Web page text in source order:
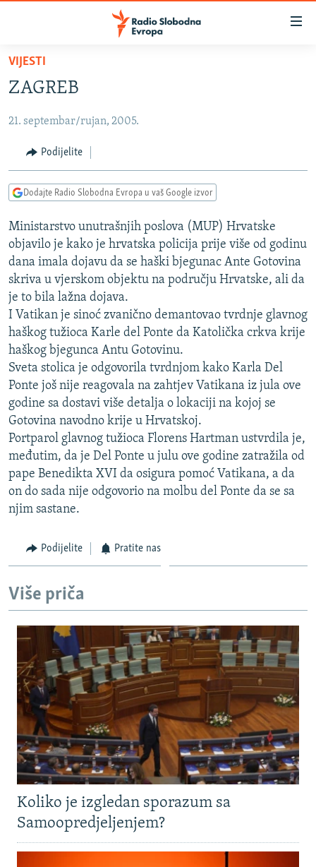
Pređite
glavni
Pređite
Pređite
pretragu
SRBIJA
KOSOVO
VIZUELNO
VIDEO
FOTOGALERIJE
INFOGRAFIKE
PODCASTI
RAT U UKRAJINI
KINA NA BALKANU
RSE PRIČE IZ SVIJETA
ISPRIČAJ MI
DNEVNO@RSE
SPECIJALI RSE
VIŠE OD NASLOVA
GENOCID U SREBRENICI
POPLAVE I KLIZIŠTA U BIH 2024.
TV LIBERTY
POST SCRIPTUM
TRI DECENIJE OD RATA U BIH
SVE KARTE DEJTONA
NASTANAK I RASPAD JUGOSLAVIJE
PRATITE NAS
Sve RFE/RL stranice
VIJESTI
ZAGREB
21. septembar/rujan, 2005.
Podijelite
Dodajte Radio Slobodna Evropa u vaš Google izvor
Ministarstvo unutrašnjih poslova (MUP) Hrvatske
objavilo je kako je hrvatska policija prije više od godinu
dana imala dojavu da se haški bjegunac Ante Gotovina
skriva u vjerskom objektu na području Hrvatske, ali da
je to bila lažna dojava.
I Vatikan je sinoć zvanično demantovao tvrdnje glavnog
haškog tužioca Karle del Ponte da Katolička crkva krije
haškog bjegunca Antu Gotovinu.
Sveta stolica je odgovorila tvrdnjom kako Karla Del
Ponte još nije reagovala na zahtjev Vatikana iz jula ove
godine sa dostavi više detalja o lokaciji na kojoj se
Gotovina navodno krije u Hrvatskoj.
Portparol glavnog tužioca Florens Hartman ustvrdila je,
međutim, da je Del Ponte u julu ove godine zatražila od
pape Benedikta XVI da osigura pomoć Vatikana, a da
on do sada nije odgovorio na molbu del Ponte da se sa
njim sastane.
Podijelite Pratite nas
Više priča
Koliko je izgledan sporazum sa
Samoopredjeljenjem?